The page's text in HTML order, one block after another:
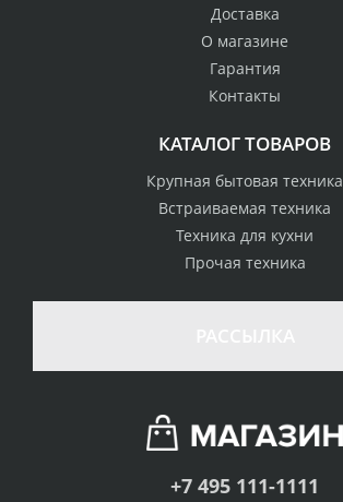
Доставка
О магазине
Гарантия
Контакты
КАТАЛОГ ТОВАРОВ
Крупная бытовая техника
Встраиваемая техника
Техника для кухни
Прочая техника
+7 495 111-1111